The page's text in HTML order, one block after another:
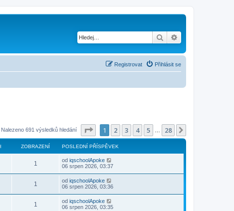
Hledat
Přihlásit se
Registrovat
Nalezeno 691 výsledků hledání Stránka z 28
1 2 3 4 5 28
ZOBRAZENÍ POSLEDNÍ PŘÍSPĚVEK
1 od iqschoolApoke
06 srpen 2026, 03:37
1 od iqschoolApoke
06 srpen 2026, 03:36
1 od iqschoolApoke
06 srpen 2026, 03:35